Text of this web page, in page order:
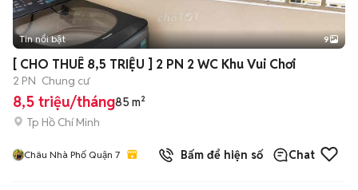
+2
Tin nổi bật 9
[ CHO THUÊ 8,5 TRIỆU ] 2 PN 2 WC Khu Vui Chơi
2 PN Chung cư
8,5 triệu/tháng85 m²
Tp Hồ Chí Minh
Châu Nhà Phố Quận 7 Bấm để hiện số Chat